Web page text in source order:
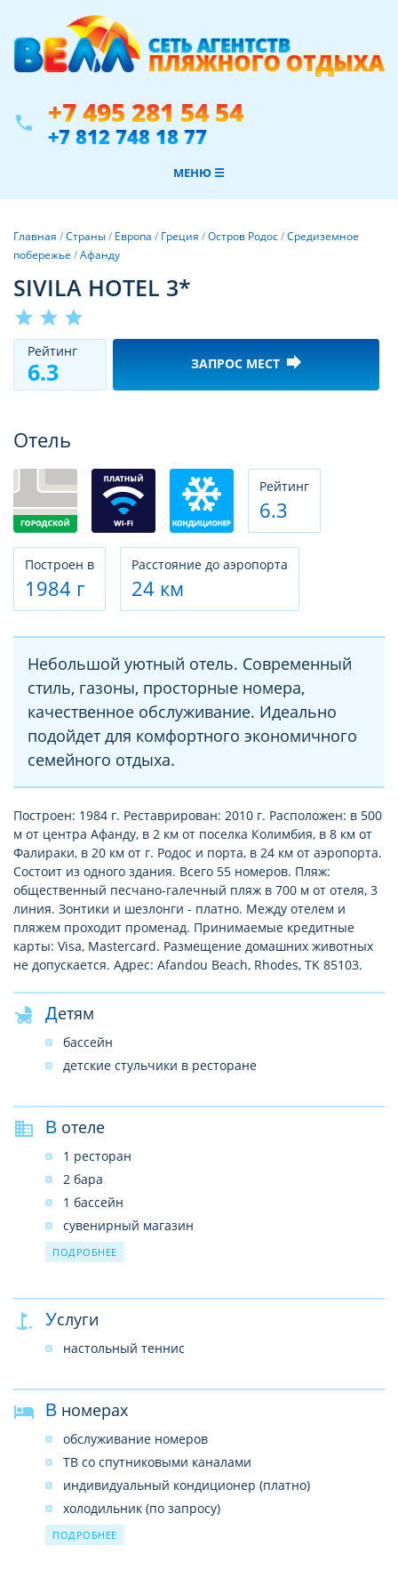
phone +7 495 281 54 54
+7 812 748 18 77
МЕНЮ ☰
Главная /Страны/ Европа / Греция /Остров Родос/Средиземное
побережье /Афанду
SIVILA HOTEL 3*
star star star
Рeйтинг
6.3 ЗАПРОС МЕСТ forward
Отель
Рeйтинг
6.3
Построен в
1984 г
Расстояние до аэропорта
24 км
Небольшой уютный отель. Современный
стиль, газоны, просторные номера,
качественное обслуживание. Идеально
подойдет для комфортного экономичного
семейного отдыха.
Построен: 1984 г. Реставрирован: 2010 г. Расположен: в 500
м от центра Афанду, в 2 км от поселка Колимбия, в 8 км от
Фалираки, в 20 км от г. Родос и порта, в 24 км от аэропорта.
Состоит из одного здания. Всего 55 номеров. Пляж:
общественный песчано-галечный пляж в 700 м от отеля, 3
линия. Зонтики и шезлонги - платно. Между отелем и
пляжем проходит променад. Принимаемые кредитные
карты: Visa, Mastercard. Размещение домашних животных
не допускается. Адрес: Afandou Beach, Rhodes, TK 85103.
Детям
бассейн
детские стульчики в ресторане
В отеле
1 ресторан
2 бара
1 бассейн
сувенирный магазин
сейф на ресепшн (платно)
прокат автомобилей, велосипедов
ПОДРОБНЕЕ
Услуги
настольный теннис
В номерах
обслуживание номеров
ТВ со спутниковыми каналами
индивидуальный кондиционер (платно)
холодильник (по запросу)
душ или ванна
ПОДРОБНЕЕ